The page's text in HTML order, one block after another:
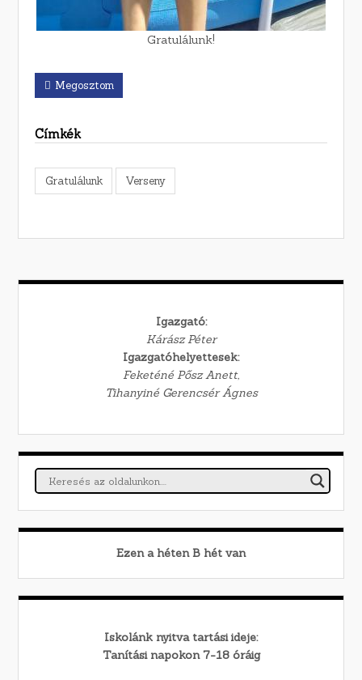
Gratulálunk!
Megosztom
Címkék
Gratulálunk Verseny
Igazgató:
Kárász Péter
Igazgatóhelyettesek:
Feketéné Pősz Anett,
Tihanyiné Gerencsér Ágnes
Ezen a héten B hét van
Iskolánk nyitva tartási ideje:
Tanítási napokon 7-18 óráig